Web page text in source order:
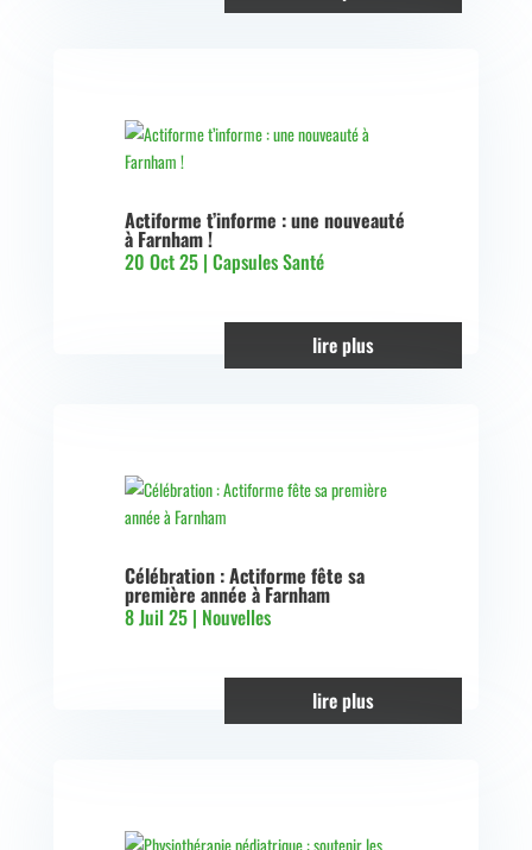
Actiforme t’informe : une nouveauté
à Farnham !
20 Oct 25| Capsules Santé
lire plus
Célébration : Actiforme fête sa
première année à Farnham
8 Juil 25| Nouvelles
lire plus